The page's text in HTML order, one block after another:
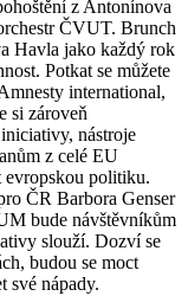
z Antonínova
ČVUT. Brunch
Havla jako každý rok
Potkat se můžete
international,
si zároveň
nástroje
z celé EU
evropskou politiku.
ČR Barbora Genser
bude návštěvníkům
slouží. Dozví se
budou se moct
své nápady.